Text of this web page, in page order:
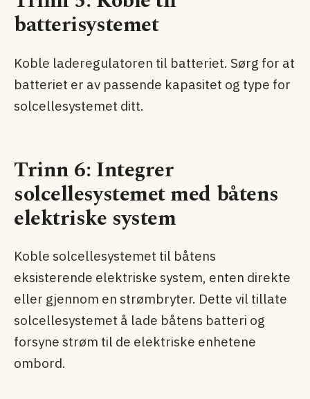
batterisystemet
Koble laderegulatoren til batteriet. Sørg for at
batteriet er av passende kapasitet og type for
solcellesystemet ditt.
Trinn 6: Integrer
solcellesystemet med båtens
elektriske system
Koble solcellesystemet til båtens
eksisterende elektriske system, enten direkte
eller gjennom en strømbryter. Dette vil tillate
solcellesystemet å lade båtens batteri og
forsyne strøm til de elektriske enhetene
ombord.